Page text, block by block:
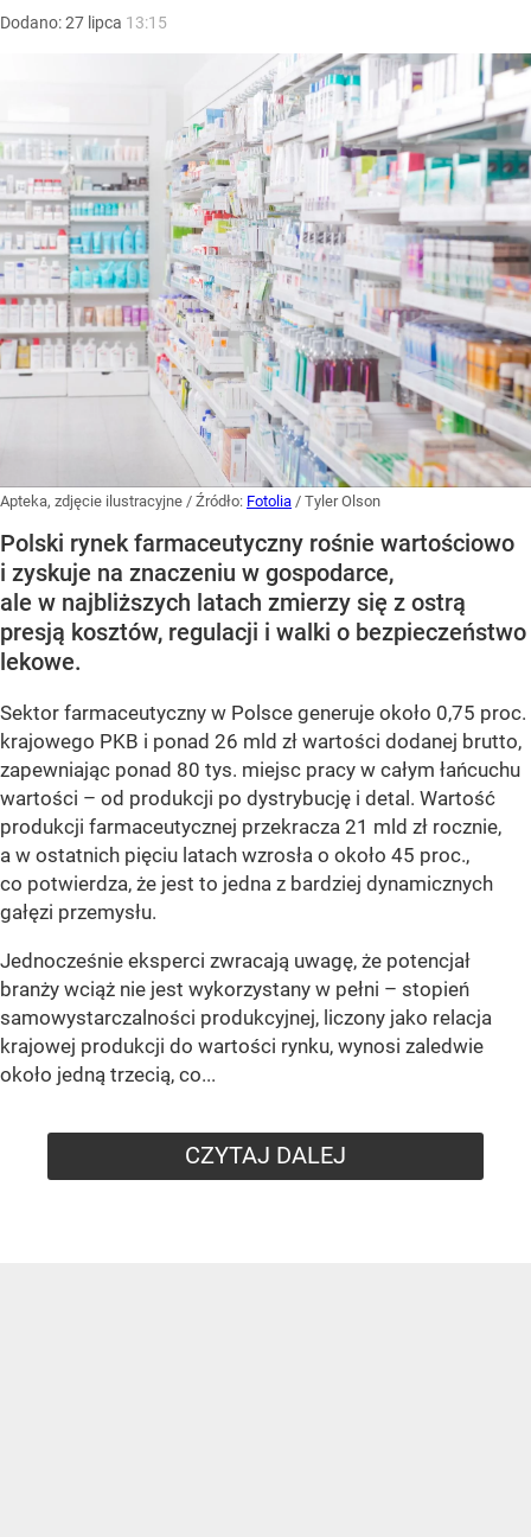
Dodano:27 lipca 13:15
Apteka, zdjęcie ilustracyjne / Źródło: Fotolia / Tyler Olson
Polski rynek farmaceutyczny rośnie wartościowo
i zyskuje na znaczeniu w gospodarce,
ale w najbliższych latach zmierzy się z ostrą
presją kosztów, regulacji i walki o bezpieczeństwo
lekowe.
Sektor farmaceutyczny w Polsce generuje około 0,75 proc.
krajowego PKB i ponad 26 mld zł wartości dodanej brutto,
zapewniając ponad 80 tys. miejsc pracy w całym łańcuchu
wartości – od produkcji po dystrybucję i detal. Wartość
produkcji farmaceutycznej przekracza 21 mld zł rocznie,
a w ostatnich pięciu latach wzrosła o około 45 proc.,
co potwierdza, że jest to jedna z bardziej dynamicznych
gałęzi przemysłu.
Jednocześnie eksperci zwracają uwagę, że potencjał
branży wciąż nie jest wykorzystany w pełni – stopień
samowystarczalności produkcyjnej, liczony jako relacja
krajowej produkcji do wartości rynku, wynosi zaledwie
około jedną trzecią, co...
CZYTAJ DALEJ